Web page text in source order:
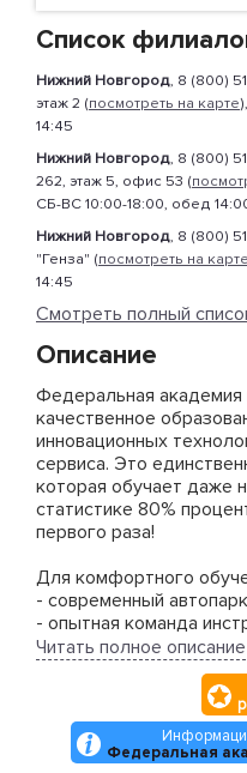
Список
Нижний Новгород, 8 (800)
этаж 2 (посмотреть на карте
14:45
Нижний Новгород, 8 (800)
262, этаж 5, офис 53 (
СБ-ВС 10:00-18:00, обед
Нижний Новгород, 8 (800)
"Генза" (посмотреть на карте
14:45
Смотреть полный
Описание
Федеральная академия
качественное
инновационных
сервиса. Это
которая обучает даже
статистике 80%
первого раза!
Для комфортного
- современный
- опытная команда
- лично курирующий
- рассрочка без
- собственное
теории онлайн, запись
тренировка по
Читать полное описание
Федеральная